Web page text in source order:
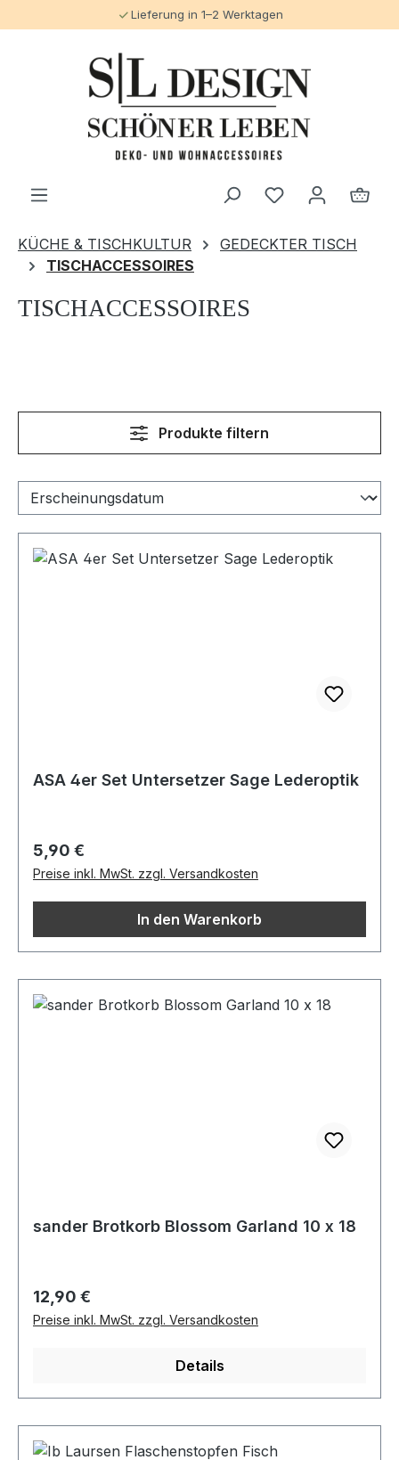
Abholung im Laden in Eutin möglich
KÜCHE & TISCHKULTUR
GEDECKTER TISCH
TISCHACCESSOIRES
TISCHACCESSOIRES
Produkte filtern
ASA 4er Set Untersetzer Sage Lederoptik
Regulärer Preis:
5,90 €
Preise inkl. MwSt. zzgl. Versandkosten
In den Warenkorb
sander Brotkorb Blossom Garland 10 x 18
Regulärer Preis:
12,90 €
Preise inkl. MwSt. zzgl. Versandkosten
Details